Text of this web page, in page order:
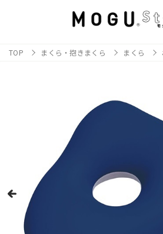
TOP まくら・抱きまくら まくら